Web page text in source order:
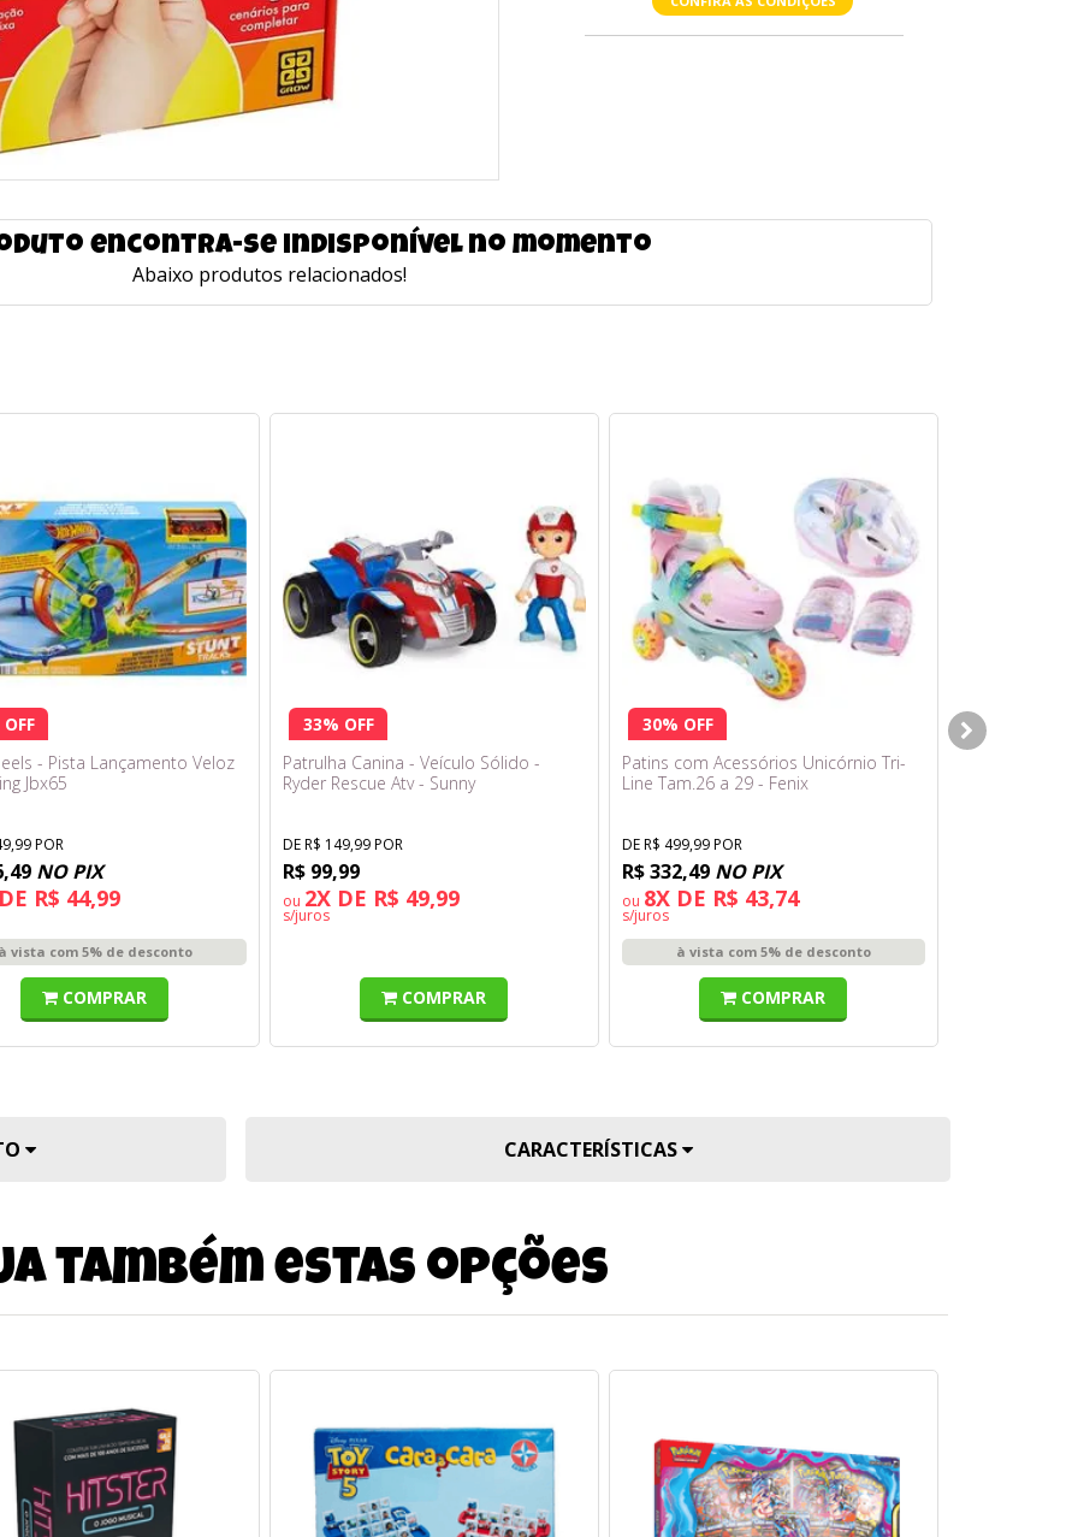
encontra-se indisponível no momento
Abaixo produtos relacionados!
- Pista Lançamento Veloz
Jbx65
POR
NO PIX
R$ 44,99
vista com 5% de desconto
COMPRAR
33% OFF
Patrulha Canina - Veículo Sólido -
Ryder Rescue Atv - Sunny
DE R$ 149,99 POR
R$ 99,99
ou 2X DE R$ 49,99
s/juros
COMPRAR
30% OFF
Patins com Acessórios Unicórnio Tri-
Line Tam.26 a 29 - Fenix
DE R$ 499,99 POR
R$ 332,49 NO PIX
ou 8X DE R$ 43,74
s/juros
à vista com 5% de desconto
COMPRAR
44% OFF
CARACTERÍSTICAS
também estas opções